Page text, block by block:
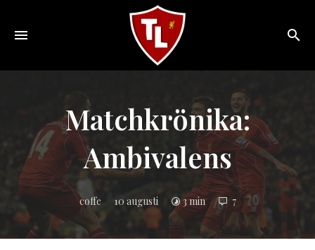
Sveriges
online
magazine!
Matchkrönika:
Ambivalens
coffe 10 augusti 3 min 7